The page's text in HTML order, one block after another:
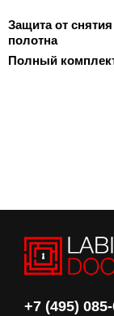
Защита от снятия
полотна
Полный
+7 (495)